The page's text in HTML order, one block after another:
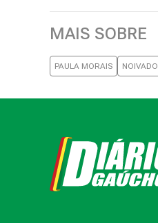
MAIS SOBRE
PAULA MORAIS NOIVADO